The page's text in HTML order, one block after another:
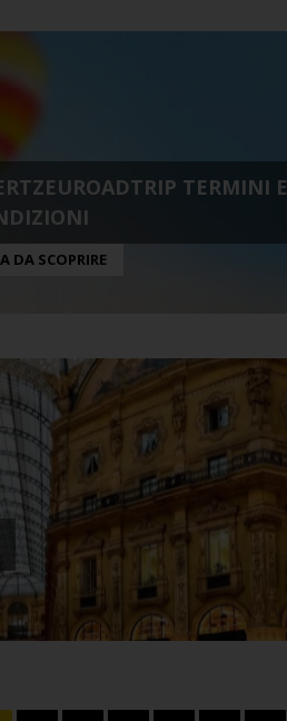
TERMINI E
DA SCOPRIRE